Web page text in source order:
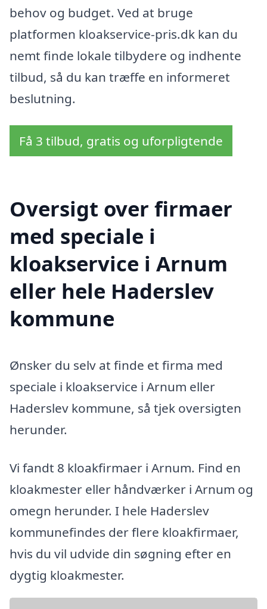
behov og budget. Ved at bruge
platformen kloakservice-pris.dk kan du
nemt finde lokale tilbydere og indhente
tilbud, så du kan træffe en informeret
beslutning.
Få 3 tilbud, gratis og uforpligtende
Oversigt over firmaer
med speciale i
kloakservice i Arnum
eller hele Haderslev
kommune
Ønsker du selv at finde et firma med
speciale i kloakservice i Arnum eller
Haderslev kommune, så tjek oversigten
herunder.
Vi fandt 8 kloakfirmaer i Arnum. Find en
kloakmester eller håndværker i Arnum og
omegn herunder. I hele Haderslev
kommunefindes der flere kloakfirmaer,
hvis du vil udvide din søgning efter en
dygtig kloakmester.